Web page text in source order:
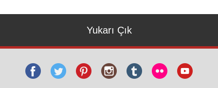
Yukarı Çık